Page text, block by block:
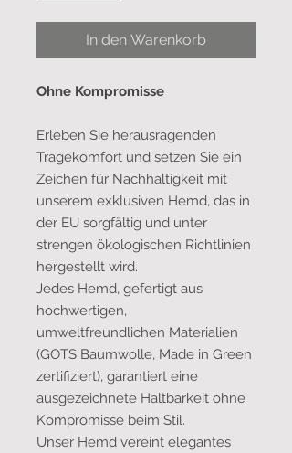
In den Warenkorb
Ohne Kompromisse
Erleben Sie herausragenden
Tragekomfort und setzen Sie ein
Zeichen für Nachhaltigkeit mit
unserem exklusiven Hemd, das in
der EU sorgfältig und unter
strengen ökologischen Richtlinien
hergestellt wird.
Jedes Hemd, gefertigt aus
hochwertigen,
umweltfreundlichen Materialien
(GOTS Baumwolle, Made in Green
zertifiziert), garantiert eine
ausgezeichnete Haltbarkeit ohne
Kompromisse beim Stil.
Unser Hemd vereint elegantes